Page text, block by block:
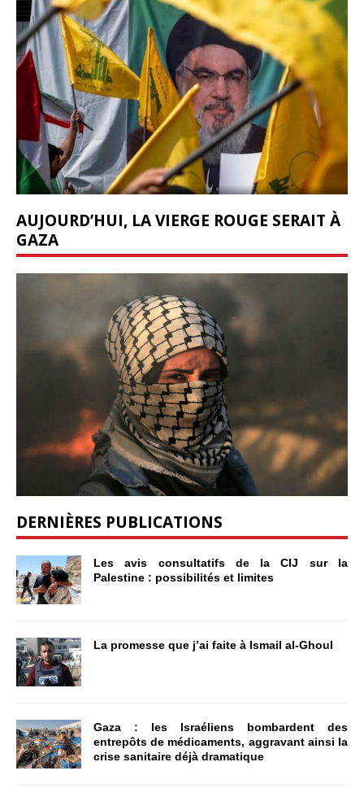
AUJOURD’HUI, LA VIERGE ROUGE SERAIT À
GAZA
DERNIÈRES PUBLICATIONS
Les avis consultatifs de la CIJ sur la
Palestine : possibilités et limites
La promesse que j’ai faite à Ismail al-Ghoul
Gaza : les Israéliens bombardent des
entrepôts de médicaments, aggravant ainsi la
crise sanitaire déjà dramatique